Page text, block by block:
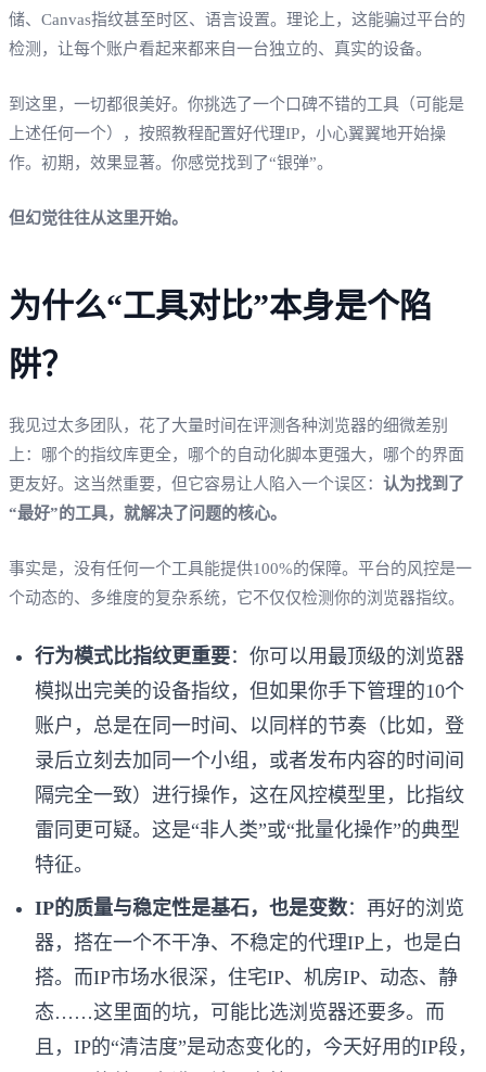
储、Canvas指纹甚至时区、语言设置。理论上，这能骗过平台的
检测，让每个账户看起来都来自一台独立的、真实的设备。
到这里，一切都很美好。你挑选了一个口碑不错的工具（可能是
上述任何一个），按照教程配置好代理IP，小心翼翼地开始操
作。初期，效果显著。你感觉找到了“银弹”。
但幻觉往往从这里开始。
为什么“工具对比”本身是个陷
阱？
我见过太多团队，花了大量时间在评测各种浏览器的细微差别
上：哪个的指纹库更全，哪个的自动化脚本更强大，哪个的界面
更友好。这当然重要，但它容易让人陷入一个误区： 认为找到了
“最好”的工具，就解决了问题的核心。
事实是，没有任何一个工具能提供100%的保障。平台的风控是一
个动态的、多维度的复杂系统，它不仅仅检测你的浏览器指纹。
行为模式比指纹更重要：你可以用最顶级的浏览器
模拟出完美的设备指纹，但如果你手下管理的10个
账户，总是在同一时间、以同样的节奏（比如，登
录后立刻去加同一个小组，或者发布内容的时间间
隔完全一致）进行操作，这在风控模型里，比指纹
雷同更可疑。这是“非人类”或“批量化操作”的典型
特征。
IP的质量与稳定性是基石，也是变数：再好的浏览
器，搭在一个不干净、不稳定的代理IP上，也是白
搭。而IP市场水很深，住宅IP、机房IP、动态、静
态……这里面的坑，可能比选浏览器还要多。而
且，IP的“清洁度”是动态变化的，今天好用的IP段，